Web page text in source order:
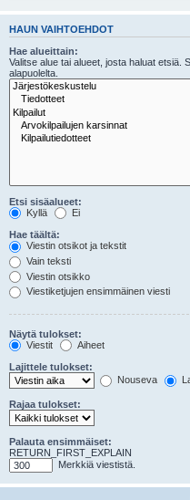
HAUN VAIHTOEHDOT
Hae alueittain:
Valitse alue tai alueet, josta haluat etsiä.
alapuolelta.
Etsi sisäalueet:
Kyllä
Ei
Hae täältä:
Viestin otsikot ja tekstit
Vain teksti
Viestin otsikko
Viestiketjujen ensimmäinen viesti
Näytä tulokset:
Viestit
Aiheet
Lajittele tulokset:
Nouseva
Rajaa tulokset:
Palauta ensimmäiset:
RETURN_FIRST_EXPLAIN
Merkkiä viestistä.